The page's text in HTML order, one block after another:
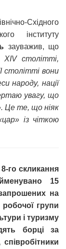
Східного
інституту
зауважив, що
XIV столітті,
вони
народу, нації
увагу, що
Це те, що ніяк
із чіткою
го скликання
15
на
робочої групи
і туризму
борці за